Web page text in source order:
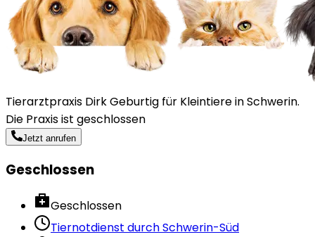
Tierarztpraxis Dirk Geburtig für Kleintiere in Schwerin.
Die Praxis ist geschlossen
Jetzt anrufen
Geschlossen
Geschlossen
Tiernotdienst durchSchwerin-Süd